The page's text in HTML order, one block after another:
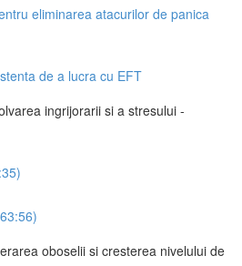
eliminarea atacurilor de panica
de a lucra cu EFT
ingrijorarii si a stresului -
oboselii si cresterea nivelului de